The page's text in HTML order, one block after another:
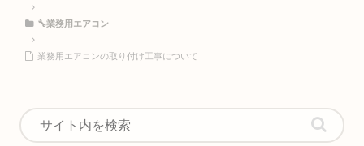
🔧業務用エアコン
業務用エアコンの取り付け工事について